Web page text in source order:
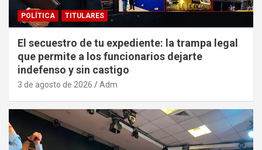
POLÍTICA TITULARES
El secuestro de tu expediente: la trampa legal
que permite a los funcionarios dejarte
indefenso y sin castigo
3 de agosto de 2026 Adm